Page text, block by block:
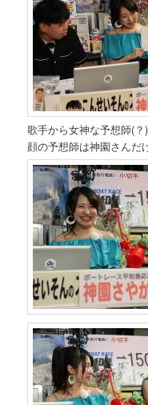
歌手から女神な予想師(
顔の予想師は神園さんだ